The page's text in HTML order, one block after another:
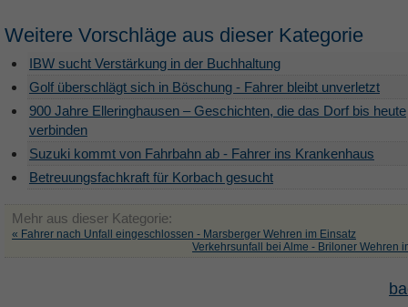
Weitere Vorschläge aus dieser Kategorie
IBW sucht Verstärkung in der Buchhaltung
Golf überschlägt sich in Böschung - Fahrer bleibt unverletzt
900 Jahre Elleringhausen – Geschichten, die das Dorf bis heute
verbinden
Suzuki kommt von Fahrbahn ab - Fahrer ins Krankenhaus
Betreuungsfachkraft für Korbach gesucht
Mehr aus dieser Kategorie:
« Fahrer nach Unfall eingeschlossen - Marsberger Wehren im Einsatz
Verkehrsunfall bei Alme - Briloner Wehren